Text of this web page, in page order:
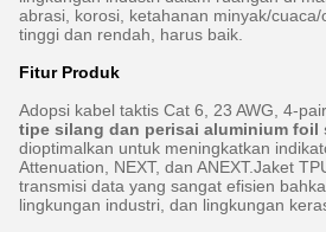
abrasi, korosi, ketahanan minyak/
tinggi dan rendah, harus baik.
Fitur Produk
Adopsi kabel taktis Cat 6, 23 AWG, 4-
tipe silang dan perisai aluminium foil
dioptimalkan untuk meningkatkan
Attenuation, NEXT, dan ANEXT.Jaket
transmisi data yang sangat efisien
lingkungan industri, dan lingkungan